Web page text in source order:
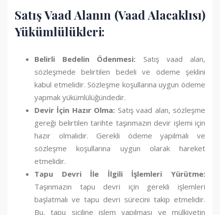
Satış Vaad Alanın (Vaad Alacaklısı)
Yükümlülükleri:
Belirli Bedelin Ödenmesi: Satış vaad alan,
sözleşmede belirtilen bedeli ve ödeme şeklini
kabul etmelidir. Sözleşme koşullarına uygun ödeme
yapmak yükümlülüğündedir.
Devir İçin Hazır Olma: Satış vaad alan, sözleşme
gereği belirtilen tarihte taşınmazın devir işlemi için
hazır olmalıdır. Gerekli ödeme yapılmalı ve
sözleşme koşullarına uygun olarak hareket
etmelidir.
Tapu Devri İle İlgili İşlemleri Yürütme:
Taşınmazın tapu devri için gerekli işlemleri
başlatmalı ve tapu devri sürecini takip etmelidir.
Bu, tapu siciline işlem yapılması ve mülkiyetin